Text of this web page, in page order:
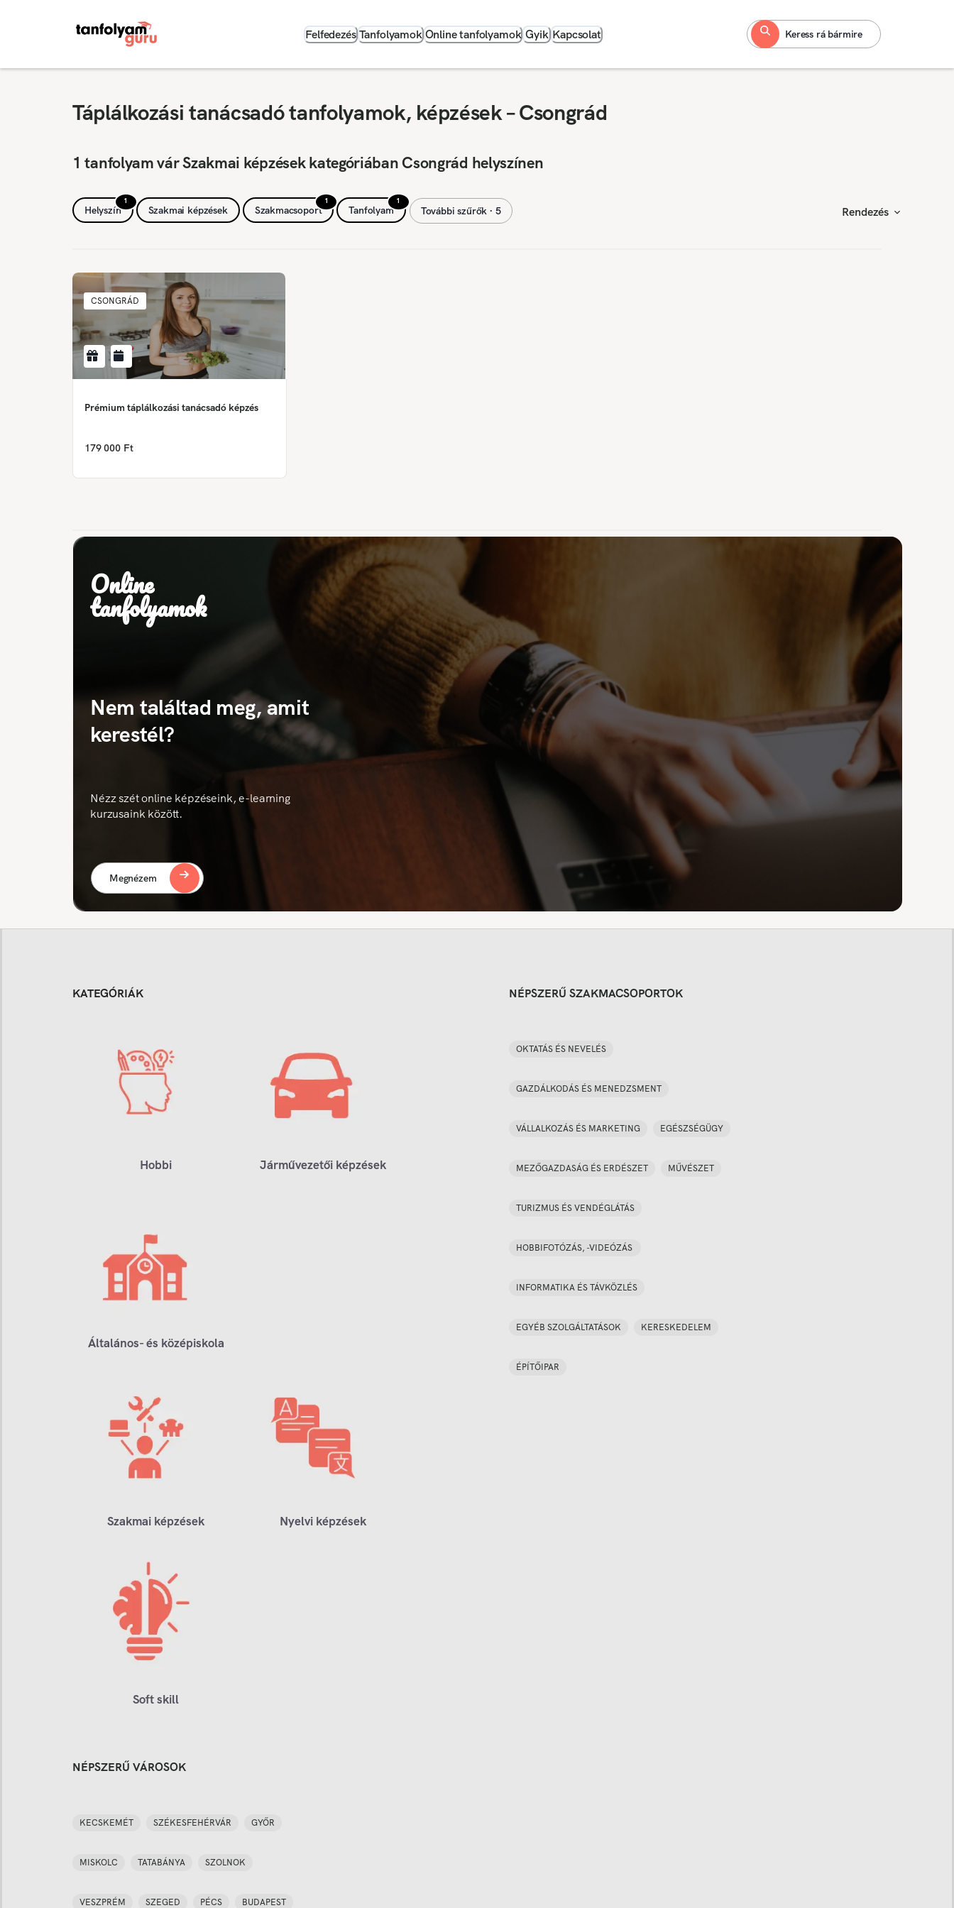
Felfedezés Tanfolyamok Online tanfolyamok Gyik Kapcsolat Keress rá bármire
Táplálkozási tanácsadó tanfolyamok, képzések – Csongrád
1 tanfolyam vár Szakmai képzések kategóriában Csongrád helyszínen
1
Helyszín Szakmai képzések
1
Szakmacsoport
1
Tanfolyam További szűrők ∙ 5 Rendezés
CSONGRÁD
Prémium táplálkozási tanácsadó képzés
179 000 Ft
Online
tanfolyamok
Nem találtad meg, amit
kerestél?
Nézz szét online képzéseink, e-learning
kurzusaink között.
Megnézem
KATEGÓRIÁK
Hobbi Járművezetői képzések
Általános- és középiskola
Szakmai képzések Nyelvi képzések
Soft skill
NÉPSZERŰ SZAKMACSOPORTOK
OKTATÁS ÉS NEVELÉS
GAZDÁLKODÁS ÉS MENEDZSMENT
VÁLLALKOZÁS ÉS MARKETING EGÉSZSÉGÜGY
MEZŐGAZDASÁG ÉS ERDÉSZET MŰVÉSZET
TURIZMUS ÉS VENDÉGLÁTÁS
HOBBIFOTÓZÁS, -VIDEÓZÁS
INFORMATIKA ÉS TÁVKÖZLÉS
EGYÉB SZOLGÁLTATÁSOK KERESKEDELEM
ÉPÍTŐIPAR
NÉPSZERŰ VÁROSOK
KECSKEMÉT SZÉKESFEHÉRVÁR GYŐR
MISKOLC TATABÁNYA SZOLNOK
VESZPRÉM SZEGED PÉCS BUDAPEST